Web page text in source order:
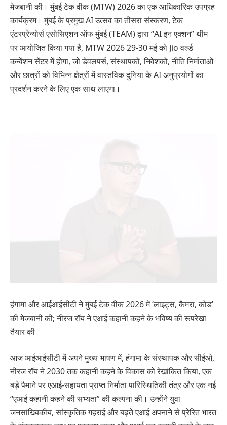
मेजबानी की। मुंबई टेक वीक (MTW) ​​2026 का एक आधिकारिक उपग्रह
कार्यक्रम। मुंबई के प्रमुख AI उत्सव का तीसरा संस्करण, टेक
एंटरप्रेन्योर्स एसोसिएशन ऑफ मुंबई (TEAM) द्वारा “AI इन एक्शन” थीम
पर आयोजित किया गया है, MTW 2026 29-30 मई को Jio वर्ल्ड
कन्वेंशन सेंटर में होगा, जो डेवलपर्स, संस्थापकों, निवेशकों, नीति निर्माताओं
और छात्रों को विभिन्न क्षेत्रों में वास्तविक दुनिया के AI अनुप्रयोगों का
प्रदर्शन करने के लिए एक साथ लाएगा।
हंगामा और आईआईसीटी ने मुंबई टेक वीक 2026 में ‘लाइट्स, कैमरा, कोड’
की मेजबानी की; नीरज रॉय ने एआई कहानी कहने के भविष्य की रूपरेखा
तैयार की
आज आईआईसीटी में अपने मुख्य भाषण में, हंगामा के संस्थापक और सीईओ,
नीरज रॉय ने 2030 तक कहानी कहने के विकास को रेखांकित किया, एक
बड़े पैमाने पर एआई-सहायता प्राप्त निर्माता पारिस्थितिकी तंत्र और एक नई
“एआई कहानी कहने की सभ्यता” की कल्पना की। उन्होंने युवा
जनसांख्यिकीय, सांस्कृतिक गहराई और बढ़ते एआई अपनाने से प्रेरित भारत